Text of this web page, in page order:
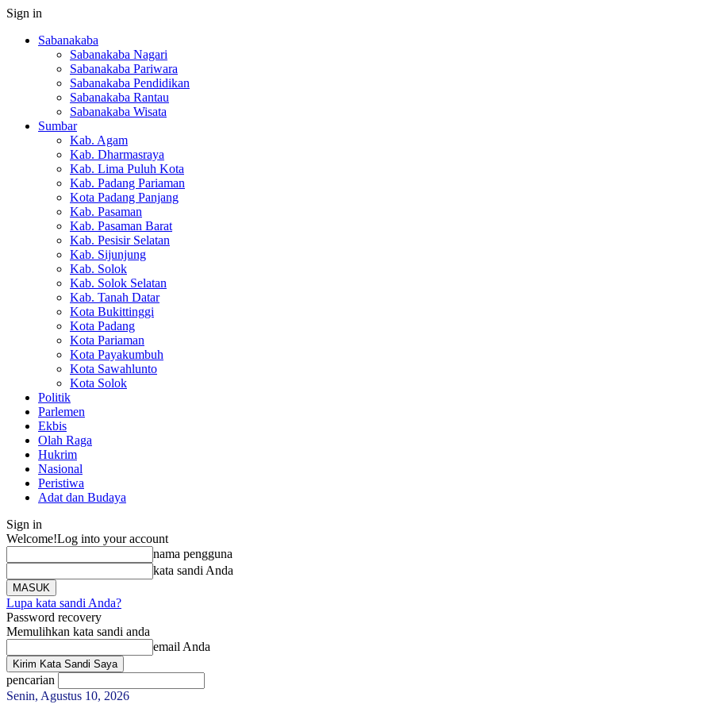
Sign in
Sabanakaba
Sabanakaba Nagari
Sabanakaba Pariwara
Sabanakaba Pendidikan
Sabanakaba Rantau
Sabanakaba Wisata
Sumbar
Kab. Agam
Kab. Dharmasraya
Kab. Lima Puluh Kota
Kab. Padang Pariaman
Kota Padang Panjang
Kab. Pasaman
Kab. Pasaman Barat
Kab. Pesisir Selatan
Kab. Sijunjung
Kab. Solok
Kab. Solok Selatan
Kab. Tanah Datar
Kota Bukittinggi
Kota Padang
Kota Pariaman
Kota Payakumbuh
Kota Sawahlunto
Kota Solok
Politik
Parlemen
Ekbis
Olah Raga
Hukrim
Nasional
Peristiwa
Adat dan Budaya
Sign in
Welcome!Log into your account
nama pengguna
kata sandi Anda
Lupa kata sandi Anda?
Password recovery
Memulihkan kata sandi anda
email Anda
pencarian
Senin, Agustus 10, 2026